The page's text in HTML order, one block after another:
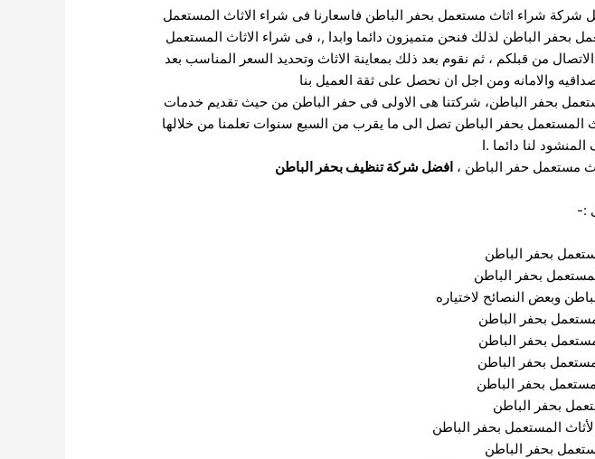
شركة شراء اثاث مستعمل بحفر الباطن فاسعارنا فى شراء الاثاث المستعمل
بحفر الباطن لذلك فنحن متميزون دائما وابدا ,، فى شراء الاثاث المستعمل
من قبلكم ، ثم نقوم بعد ذلك بمعاينة الاثاث وتحديد السعر المناسب بعد
والامانه ومن اجل ان نحصل على ثقة العميل بنا
بحفر الباطن، شركتنا هى الاولى فى حفر الباطن من حيث تقديم خدمات
المستعمل بحفر الباطن تصل الى ما يقرب من السبع سنوات تعلمنا من خلالها
لنا دائما .ا
مستعمل حفر الباطن ، افضل شركة تنظيف بحفر الباطن
:-
بحفر الباطن
بحفر الباطن
وبعض النصائح لاختياره
بحفر الباطن
بحفر الباطن
بحفر الباطن
بحفر الباطن
بحفر الباطن
المستعمل بحفر الباطن
بحفر الباطن